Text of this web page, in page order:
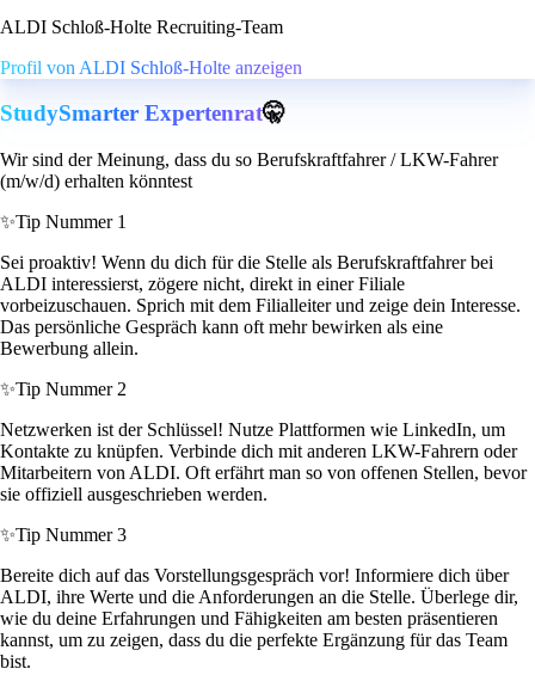
ALDI Schloß-Holte Recruiting-Team
Profil von ALDI Schloß-Holte anzeigen
StudySmarter Expertenrat🤫
Wir sind der Meinung, dass du so Berufskraftfahrer / LKW-Fahrer
(m/w/d) erhalten könntest
✨Tip Nummer 1
Sei proaktiv! Wenn du dich für die Stelle als Berufskraftfahrer bei
ALDI interessierst, zögere nicht, direkt in einer Filiale
vorbeizuschauen. Sprich mit dem Filialleiter und zeige dein Interesse.
Das persönliche Gespräch kann oft mehr bewirken als eine
Bewerbung allein.
✨Tip Nummer 2
Netzwerken ist der Schlüssel! Nutze Plattformen wie LinkedIn, um
Kontakte zu knüpfen. Verbinde dich mit anderen LKW-Fahrern oder
Mitarbeitern von ALDI. Oft erfährt man so von offenen Stellen, bevor
sie offiziell ausgeschrieben werden.
✨Tip Nummer 3
Bereite dich auf das Vorstellungsgespräch vor! Informiere dich über
ALDI, ihre Werte und die Anforderungen an die Stelle. Überlege dir,
wie du deine Erfahrungen und Fähigkeiten am besten präsentieren
kannst, um zu zeigen, dass du die perfekte Ergänzung für das Team
bist.